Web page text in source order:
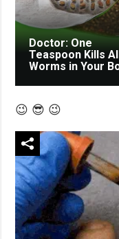
Doctor: One
Teaspoon Kills All
Worms in Your
😉 😎 😉